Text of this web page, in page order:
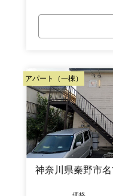
アパート（一棟）
神奈川県秦野市